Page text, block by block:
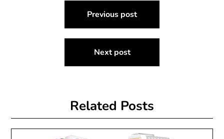
navigation
Previous post
Next post
Related Posts